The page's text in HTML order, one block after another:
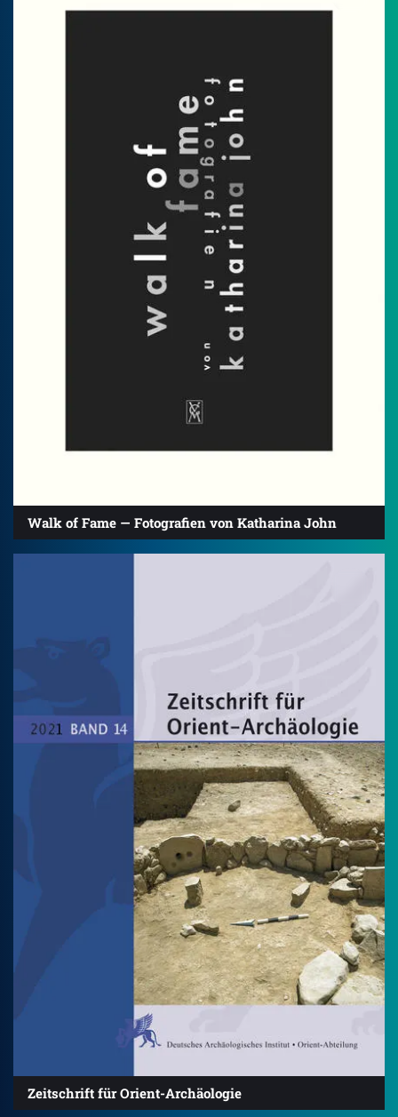
Walk of Fame — Fotografien von Katharina John
Zeitschrift für Orient-Archäologie